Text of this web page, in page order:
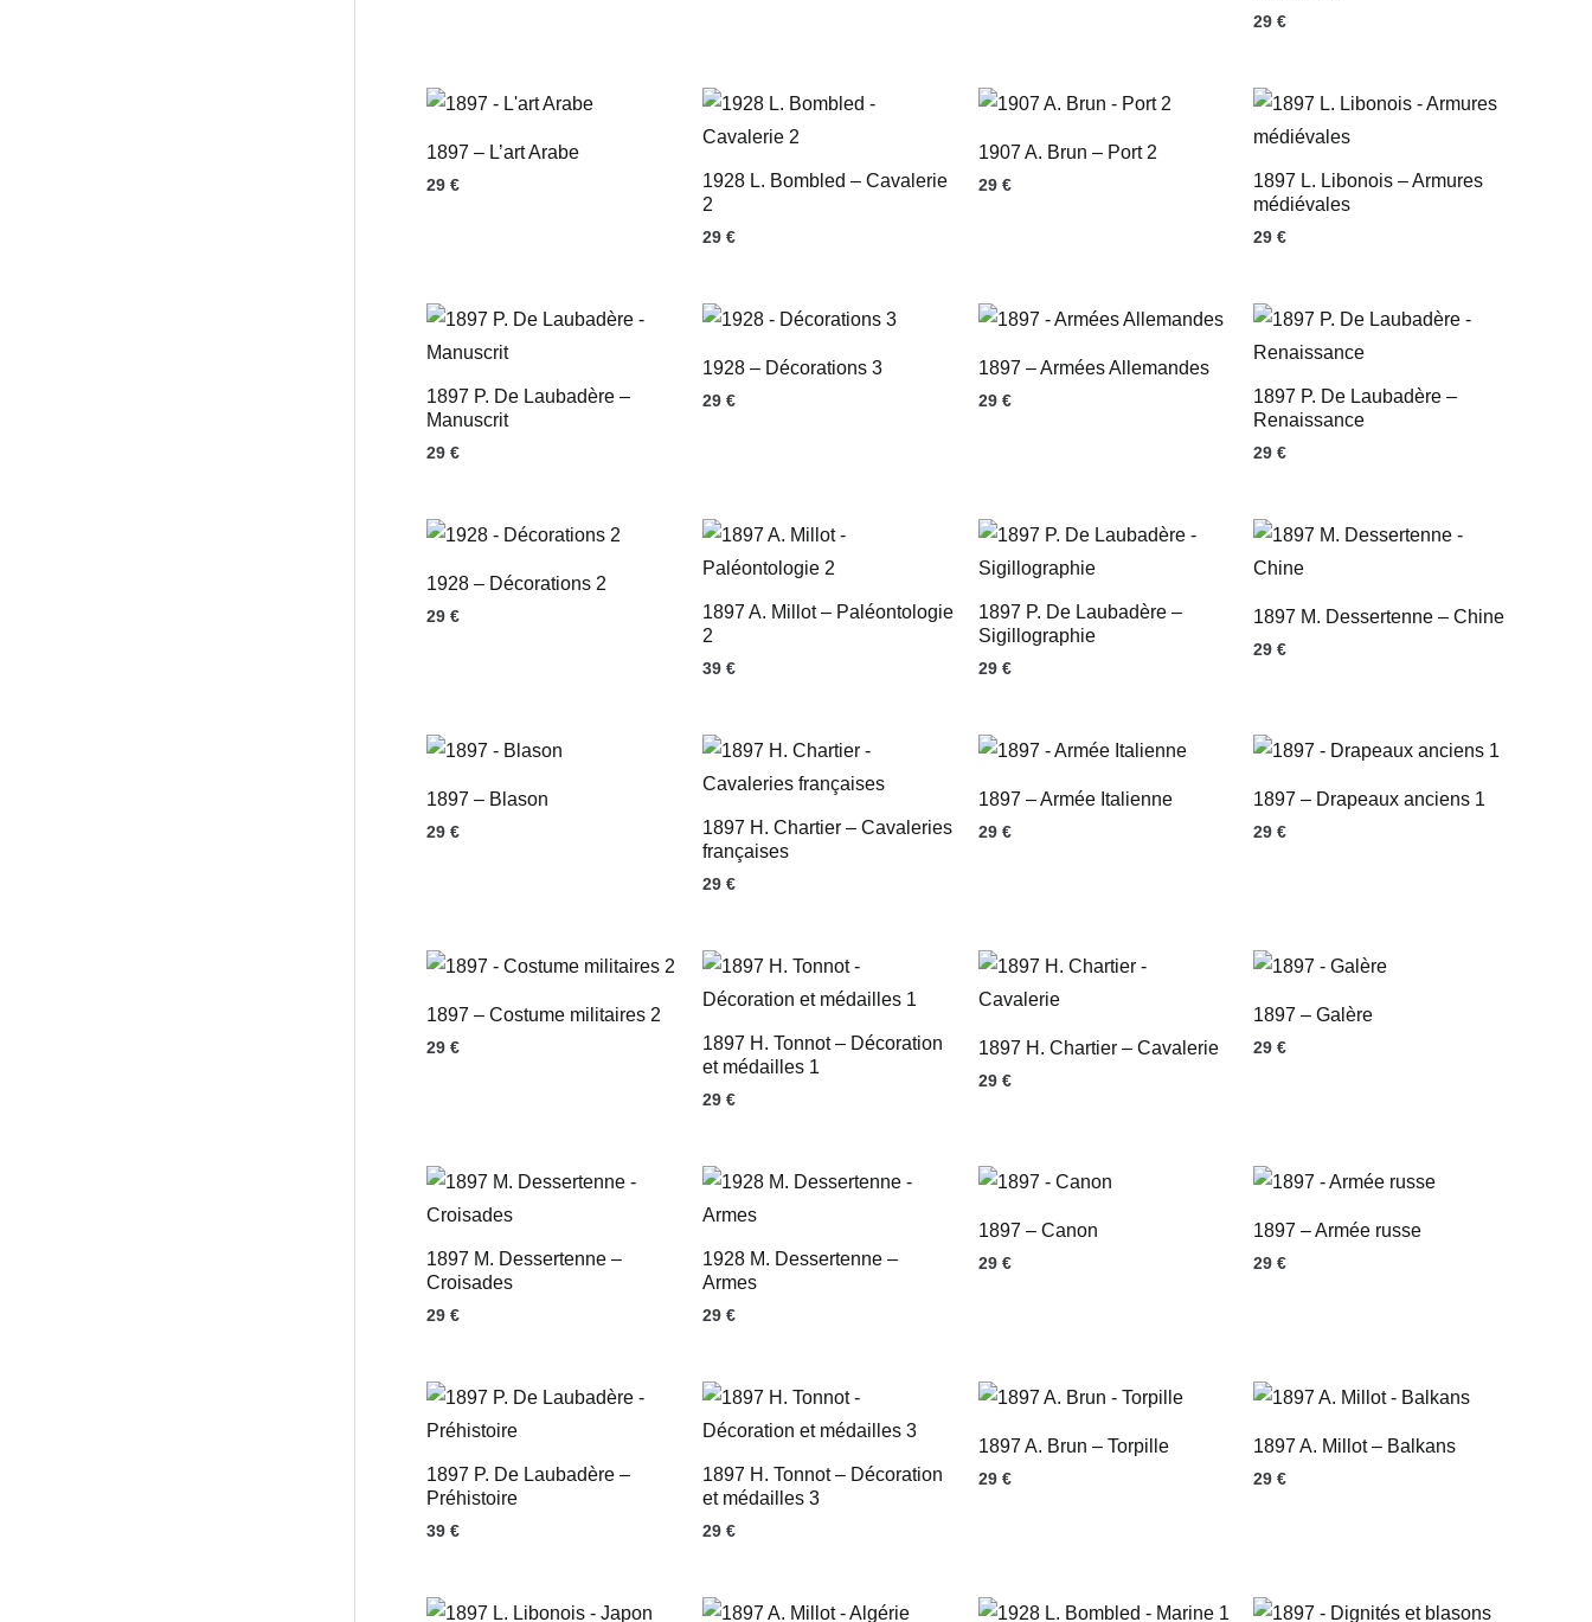
29€
1897 – L’art Arabe
29 €
1928 L. Bombled – Cavalerie
2
29 €
1907 A. Brun – Port 2
29 €
1897 L. Libonois – Armures
médiévales
29€
1897 P. De Laubadère –
Manuscrit
29 €
1928 – Décorations 3
29 €
1897 – Armées Allemandes
29 €
1897 P. De Laubadère –
Renaissance
29€
1928 – Décorations 2
29 €
1897 A. Millot – Paléontologie
2
39 €
1897 P. De Laubadère –
Sigillographie
29 €
1897 M. Dessertenne – Chine
29€
1897 – Blason
29 €
1897 H. Chartier – Cavaleries
françaises
29 €
1897 – Armée Italienne
29 €
1897 – Drapeaux anciens 1
29€
1897 – Costume militaires 2
29 €
1897 H. Tonnot – Décoration
et médailles 1
29 €
1897 H. Chartier – Cavalerie
29 €
1897 – Galère
29€
1897 M. Dessertenne –
Croisades
29 €
1928 M. Dessertenne –
Armes
29 €
1897 – Canon
29 €
1897 – Armée russe
29€
1897 P. De Laubadère –
Préhistoire
39 €
1897 H. Tonnot – Décoration
et médailles 3
29 €
1897 A. Brun – Torpille
29 €
1897 A. Millot – Balkans
29€